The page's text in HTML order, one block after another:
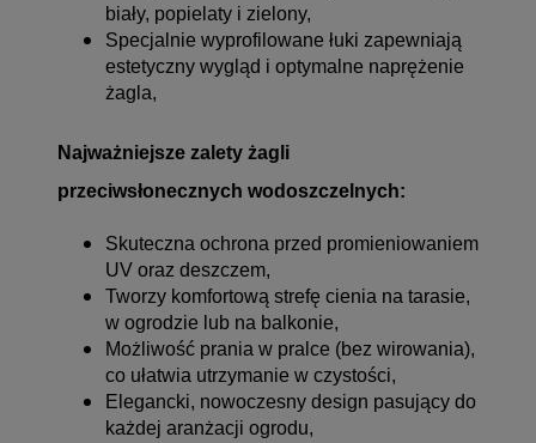
biały, popielaty i zielony,
Specjalnie wyprofilowane łuki zapewniają
estetyczny wygląd i optymalne naprężenie
żagla,
Najważniejsze zalety żagli
przeciwsłonecznych wodoszczelnych:
Skuteczna ochrona przed promieniowaniem
UV oraz deszczem,
Tworzy komfortową strefę cienia na tarasie,
w ogrodzie lub na balkonie,
Możliwość prania w pralce (bez wirowania),
co ułatwia utrzymanie w czystości,
Elegancki, nowoczesny design pasujący do
każdej aranżacji ogrodu,